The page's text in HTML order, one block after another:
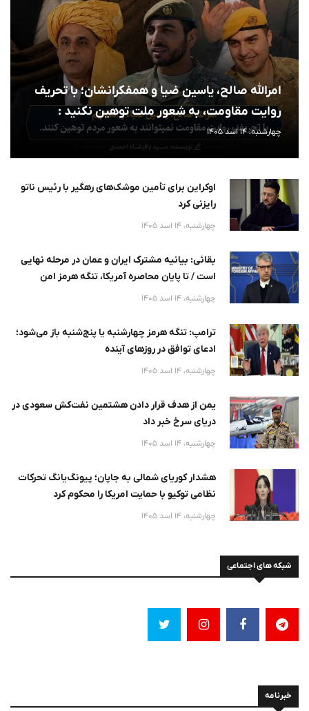
امرالله صالح، یاسین ضیا و همفکرانشان؛ با تحریف
روایت مقاومت، به شعور ملت توهین نکنید :
چهارشنبه، 14 اسد 1405
اوکراین برای تأمین موشک‌های رهگیر با رئیس ناتو
رایزنی کرد
چهارشنبه، 14 اسد 1405
بقائی: بیانیه مشترک ایران و عمان در مرحله نهایی
است / تا پایان محاصره آمریکا، تنگه هرمز امن
نخواهد
چهارشنبه، 14 اسد 1405
ترامپ: تنگه هرمز چهارشنبه یا پنج‌شنبه باز می‌شود؛
ادعای توافق در روزهای آینده
چهارشنبه، 14 اسد 1405
یمن از هدف قرار دادن هشتمین نفت‌کش سعودی در
دریای سرخ خبر داد
چهارشنبه، 14 اسد 1405
هشدار کوریای شمالی به جاپان؛ پیونگ‌یانگ تحرکات
نظامی توکیو با حمایت امریکا را محکوم کرد
چهارشنبه، 14 اسد 1405
شبکه های اجتماعی
خبرنامه